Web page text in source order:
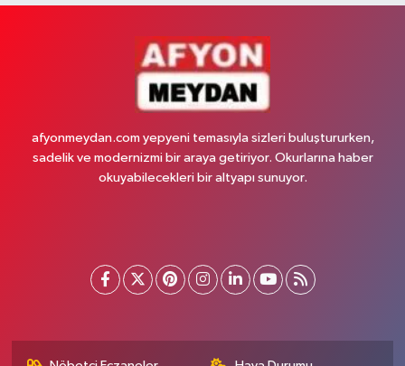
afyonmeydan.com yepyeni temasıyla sizleri buluştururken,
sadelik ve modernizmi bir araya getiriyor. Okurlarına haber
okuyabilecekleri bir altyapı sunuyor.